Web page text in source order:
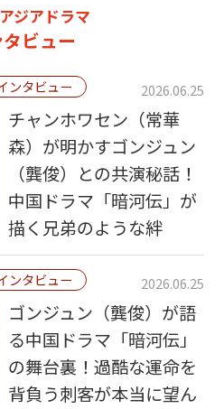
ジアドラマ
ビュー
ンタビュー 2026.06.25
チャンホワセン（常華
森）が明かすゴンジュン
（龔俊）との共演秘話！
中国ドラマ「暗河伝」が
描く兄弟のような絆
ンタビュー 2026.06.25
ゴンジュン（龔俊）が語
る中国ドラマ「暗河伝」
の舞台裏！過酷な運命を
背負う刺客が本当に望ん